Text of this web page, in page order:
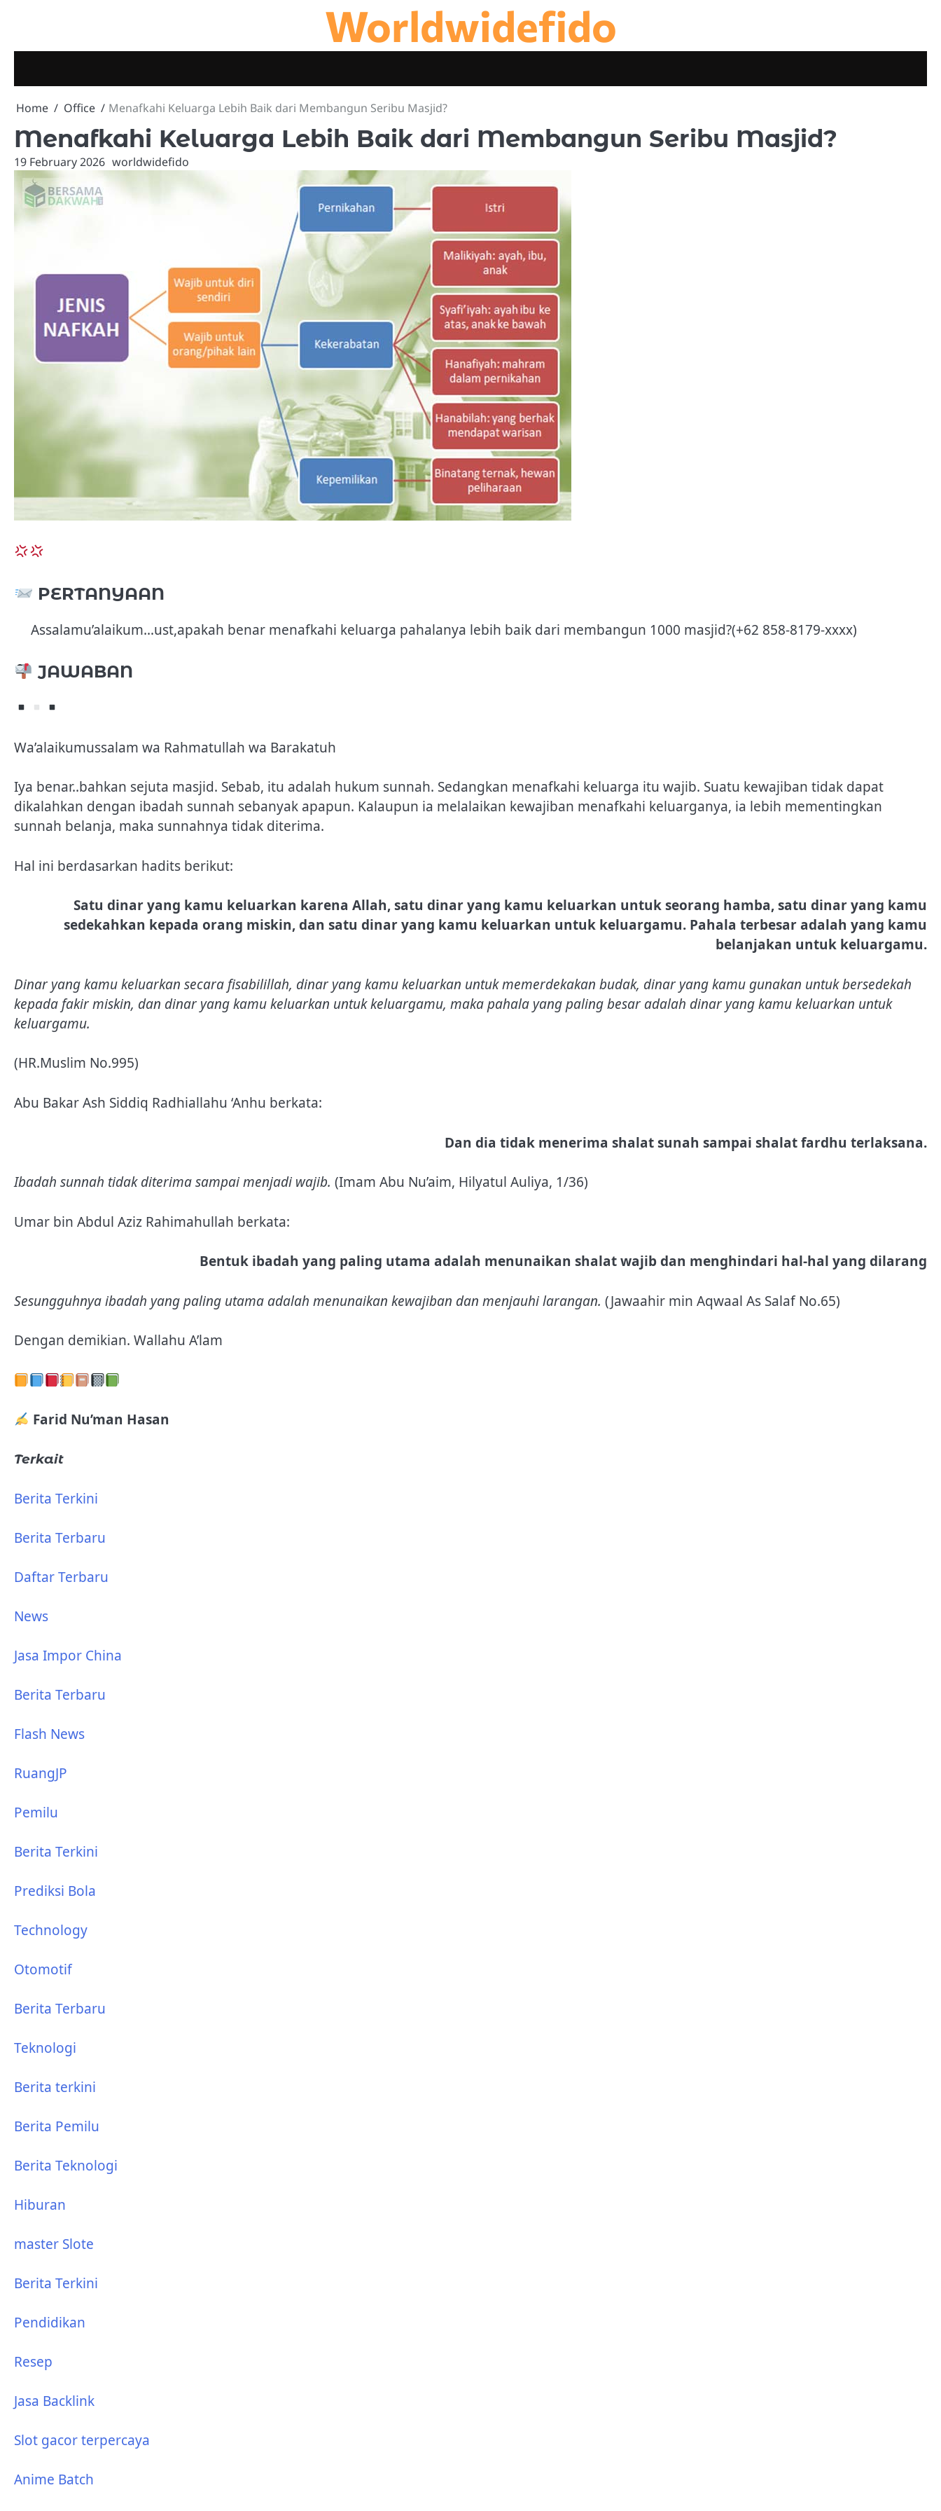
Worldwidefido
Home Office Menafkahi Keluarga Lebih Baik dari Membangun Seribu Masjid?
Menafkahi Keluarga Lebih Baik dari Membangun Seribu Masjid?
19 February 2026 worldwidefido
PERTANYAAN
Assalamu’alaikum…ust,apakah benar menafkahi keluarga pahalanya lebih baik dari membangun 1000 masjid?(+62 858-8179-xxxx)
JAWABAN
Wa’alaikumussalam wa Rahmatullah wa Barakatuh
Iya benar..bahkan sejuta masjid. Sebab, itu adalah hukum sunnah. Sedangkan menafkahi keluarga itu wajib. Suatu kewajiban tidak dapat
dikalahkan dengan ibadah sunnah sebanyak apapun. Kalaupun ia melalaikan kewajiban menafkahi keluarganya, ia lebih mementingkan
sunnah belanja, maka sunnahnya tidak diterima.
Hal ini berdasarkan hadits berikut:
Satu dinar yang kamu keluarkan karena Allah, satu dinar yang kamu keluarkan untuk seorang hamba, satu dinar yang kamu
sedekahkan kepada orang miskin, dan satu dinar yang kamu keluarkan untuk keluargamu. Pahala terbesar adalah yang kamu
belanjakan untuk keluargamu.
Dinar yang kamu keluarkan secara fisabilillah, dinar yang kamu keluarkan untuk memerdekakan budak, dinar yang kamu gunakan untuk bersedekah
kepada fakir miskin, dan dinar yang kamu keluarkan untuk keluargamu, maka pahala yang paling besar adalah dinar yang kamu keluarkan untuk
keluargamu.
(HR.Muslim No.995)
Abu Bakar Ash Siddiq Radhiallahu ‘Anhu berkata:
Dan dia tidak menerima shalat sunah sampai shalat fardhu terlaksana.
Ibadah sunnah tidak diterima sampai menjadi wajib. (Imam Abu Nu’aim, Hilyatul Auliya, 1/36)
Umar bin Abdul Aziz Rahimahullah berkata:
Bentuk ibadah yang paling utama adalah menunaikan shalat wajib dan menghindari hal-hal yang dilarang
Sesungguhnya ibadah yang paling utama adalah menunaikan kewajiban dan menjauhi larangan. (Jawaahir min Aqwaal As Salaf No.65)
Dengan demikian. Wallahu A’lam
Farid Nu’man Hasan
Terkait
Berita Terkini
Berita Terbaru
Daftar Terbaru
News
Jasa Impor China
Berita Terbaru
Flash News
RuangJP
Pemilu
Berita Terkini
Prediksi Bola
Technology
Otomotif
Berita Terbaru
Teknologi
Berita terkini
Berita Pemilu
Berita Teknologi
Hiburan
master Slote
Berita Terkini
Pendidikan
Resep
Jasa Backlink
Slot gacor terpercaya
Anime Batch